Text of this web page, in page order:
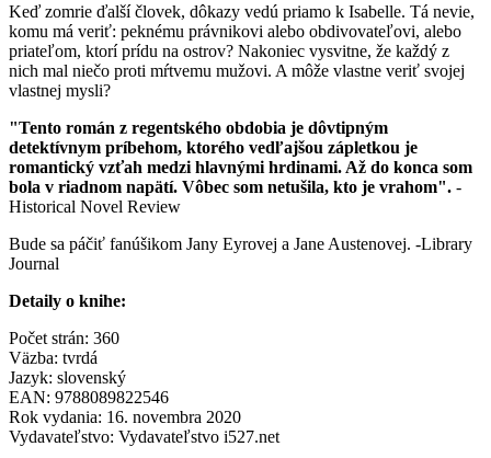
Keď zomrie ďalší človek, dôkazy vedú priamo k Isabelle. Tá nevie,
komu má veriť: peknému právnikovi alebo obdivovateľovi, alebo
priateľom, ktorí prídu na ostrov? Nakoniec vysvitne, že každý z
nich mal niečo proti mŕtvemu mužovi. A môže vlastne veriť svojej
vlastnej mysli?
"Tento román z regentského obdobia je dôvtipným
detektívnym príbehom, ktorého vedľajšou zápletkou je
romantický vzťah medzi hlavnými hrdinami. Až do konca som
bola v riadnom napätí. Vôbec som netušila, kto je vrahom". -
Historical Novel Review
Bude sa páčiť fanúšikom Jany Eyrovej a Jane Austenovej. -Library
Journal
Detaily o knihe:
Počet strán: 360
Väzba: tvrdá
Jazyk: slovenský
EAN: 9788089822546
Rok vydania: 16. novembra 2020
Vydavateľstvo: Vydavateľstvo i527.net